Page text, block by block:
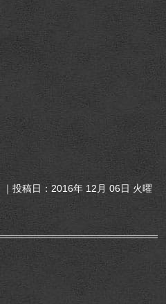
｜投稿日：2016年 12月 06日 火曜